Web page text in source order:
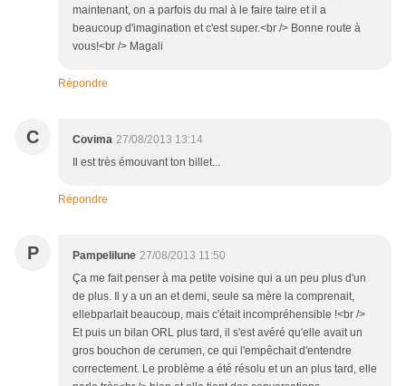
maintenant, on a parfois du mal à le faire taire et il a
beaucoup d'imagination et c'est super.<br /> Bonne route à
vous!<br /> Magali
Répondre
C Covima 27/08/2013 13:14
Il est très émouvant ton billet...
Répondre
P Pampelilune 27/08/2013 11:50
Ça me fait penser à ma petite voisine qui a un peu plus d'un
de plus. Il y a un an et demi, seule sa mère la comprenait,
ellebparlait beaucoup, mais c'était incompréhensible !<br />
Et puis un bilan ORL plus tard, il s'est avéré qu'elle avait un
gros bouchon de cerumen, ce qui l'empêchait d'entendre
correctement. Le problème a été résolu et un an plus tard, elle